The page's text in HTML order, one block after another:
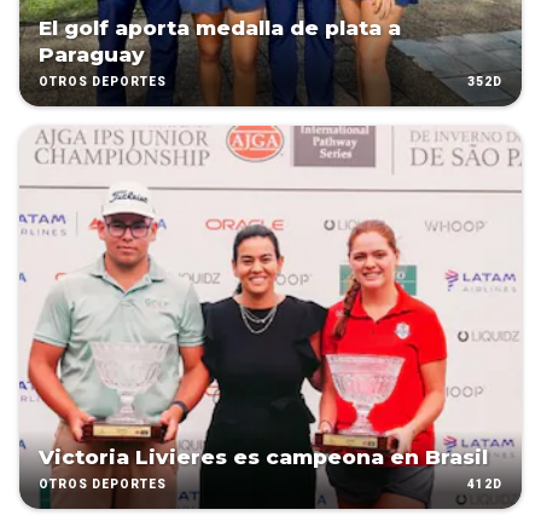
El golf aporta medalla de plata a
Paraguay
OTROS DEPORTES 352D
Victoria Livieres es campeona en Brasil
OTROS DEPORTES 412D